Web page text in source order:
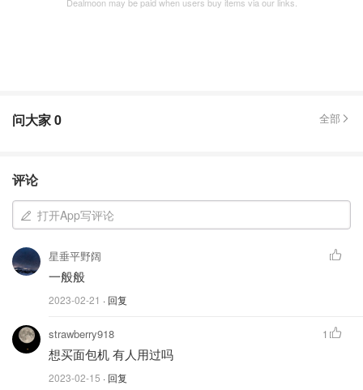
问大家0 全部
评论
打开App写评论
星垂平野阔
一般般
2023-02-21 · 回复
strawberry918
想买面包机 有人用过吗
2023-02-15 · 回复
1